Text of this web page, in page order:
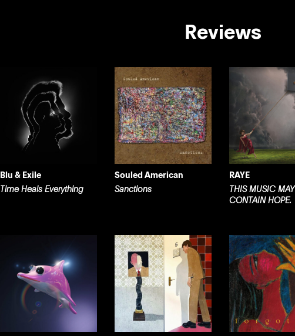
Reviews
Blu & Exile
Time Heals Everything
Souled American
Sanctions
RAYE
THIS MUSIC MAY
CONTAIN HOPE.